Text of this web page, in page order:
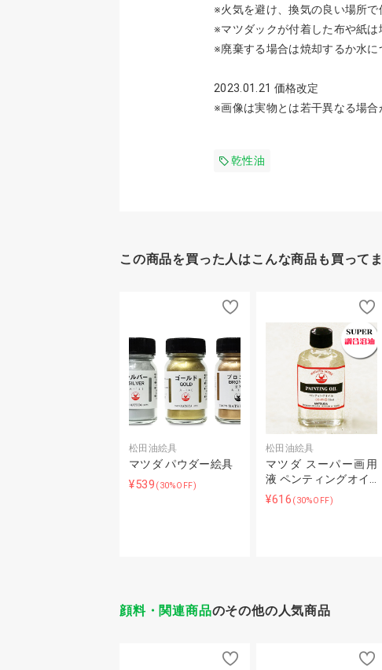
※火気を避け、換気の良い場所で
※マツダックが付着した布や紙は
※廃棄する場合は焼却するか水に
2023.01.21 価格改定
※画像は実物とは若干異なる場合
乾性油
この商品を買った人はこんな商品も買って
松田油絵具
マツダ パウダー絵具
¥539 (30%OFF)
松田油絵具
マツダ スーパー画用
液 ペンティングオイ…
¥616 (30%OFF)
顔料・関連商品のその他の人気商品